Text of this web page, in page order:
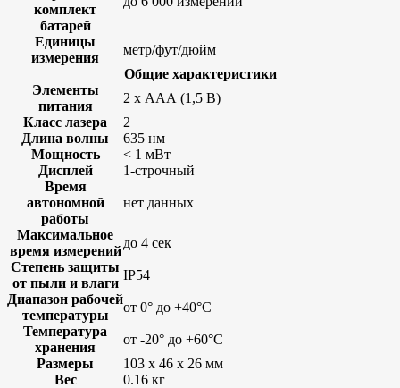
комплект
батарей
Единицы
измерения
метр/фут/дюйм
Общие характеристики
Элементы
питания
2 х ААА (1,5 В)
Класс лазера
2
Длина волны
635 нм
Мощность
< 1 мВт
Дисплей
1-строчный
Время
автономной
работы
нет данных
Максимальное
время измерений
до 4 сек
Степень защиты
от пыли и влаги
IP54
Диапазон рабочей
температуры
от 0° до +40°С
Температура
хранения
от -20° до +60°С
Размеры
103 х 46 х 26 мм
Вес
0.16 кг